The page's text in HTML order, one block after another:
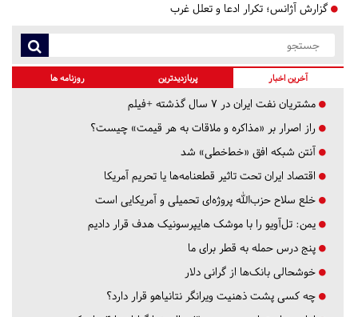
گزارش آژانس؛ تکرار ادعا و تعلل غرب
آخرین اخبار پربازدیدترین روزنامه ها
مشتریان نفت ایران در ۷ سال گذشته +فیلم
راز اصرار بر «مذاکره و ملاقات به هر قیمت» چیست؟
آنتن شبکه افق «خط‌خطی» شد
اقتصاد ایران تحت تاثیر قطعنامه‌ها یا تحریم‌ آمریکا
خلع سلاح حزب‌الله پروژه‌ای تحمیلی و آمریکایی است
یمن: تل‌آویو را با موشک هایپرسونیک هدف قرار دادیم
پنج درس‌ حمله به قطر برای ما
خوشحالی بانک‌ها از گرانی دلار
چه کسی پشت ذهنیت ویرانگر نتانیاهو قرار دارد؟